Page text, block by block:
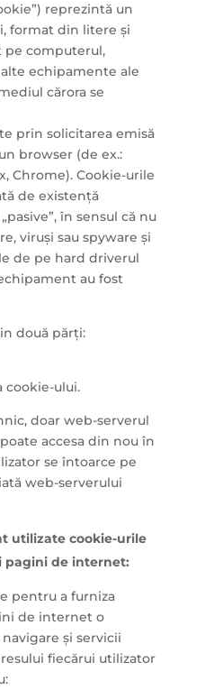
reprezintă un
format din litere și
pe computerul,
echipamente ale
cărora se
prin solicitarea emisă
browser (de ex.:
Chrome). Cookie-urile
de existență
în sensul că nu
viruși sau spyware și
de pe hard driverul
au fost
două părți:
cookie-ului.
doar web-serverul
accesa din nou în
se întoarce pe
web-serverului
utilizate cookie-urile
pagini de internet:
pentru a furniza
de internet o
și servicii
fiecărui utilizator